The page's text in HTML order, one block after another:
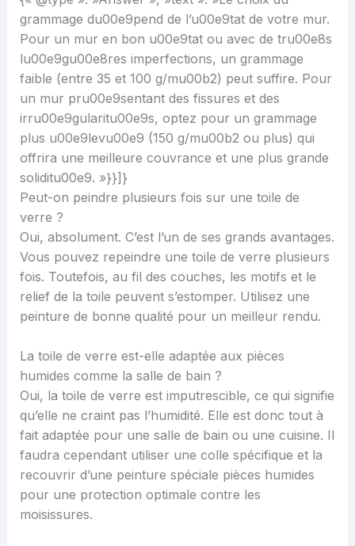
grammage du00e9pend de l’u00e9tat de votre mur.
Pour un mur en bon u00e9tat ou avec de tru00e8s
lu00e9gu00e8res imperfections, un grammage
faible (entre 35 et 100 g/mu00b2) peut suffire. Pour
un mur pru00e9sentant des fissures et des
irru00e9gularitu00e9s, optez pour un grammage
plus u00e9levu00e9 (150 g/mu00b2 ou plus) qui
offrira une meilleure couvrance et une plus grande
soliditu00e9. »}}]}
Peut-on peindre plusieurs fois sur une toile de
verre ?
Oui, absolument. C’est l’un de ses grands avantages.
Vous pouvez repeindre une toile de verre plusieurs
fois. Toutefois, au fil des couches, les motifs et le
relief de la toile peuvent s’estomper. Utilisez une
peinture de bonne qualité pour un meilleur rendu.
La toile de verre est-elle adaptée aux pièces
humides comme la salle de bain ?
Oui, la toile de verre est imputrescible, ce qui signifie
qu’elle ne craint pas l’humidité. Elle est donc tout à
fait adaptée pour une salle de bain ou une cuisine. Il
faudra cependant utiliser une colle spécifique et la
recouvrir d’une peinture spéciale pièces humides
pour une protection optimale contre les
moisissures.